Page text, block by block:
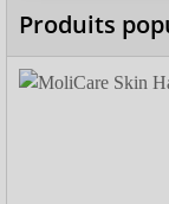
Produits